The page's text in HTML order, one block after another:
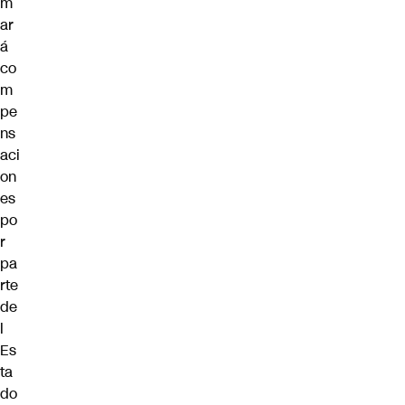
ar
á
co
m
pe
ns
aci
on
es
po
r
pa
rte
de
l
Es
ta
do